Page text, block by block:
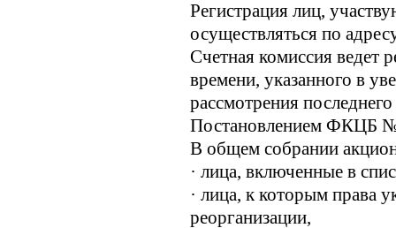
Регистрация лиц,
осуществляться по
Счетная комиссия ведет
времени, указанного в
рассмотрения
Постановлением ФКЦБ
В общем собрании
· лица, включенные в
· лица, к которым права
реорганизации,